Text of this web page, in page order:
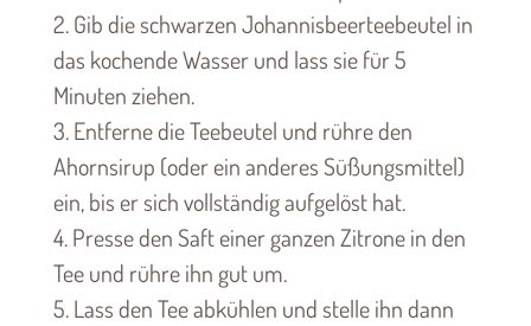
2. Gib die schwarzen Johannisbeerteebeutel in
das kochende Wasser und lass sie für 5
Minuten ziehen.
3. Entferne die Teebeutel und rühre den
Ahornsirup (oder ein anderes Süßungsmittel)
ein, bis er sich vollständig aufgelöst hat.
4. Presse den Saft einer ganzen Zitrone in den
Tee und rühre ihn gut um.
5. Lass den Tee abkühlen und stelle ihn dann